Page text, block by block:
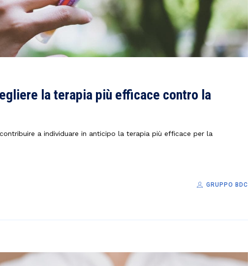
la terapia più efficace contro la
a individuare in anticipo la terapia più efficace per la
GRUPPO BDC